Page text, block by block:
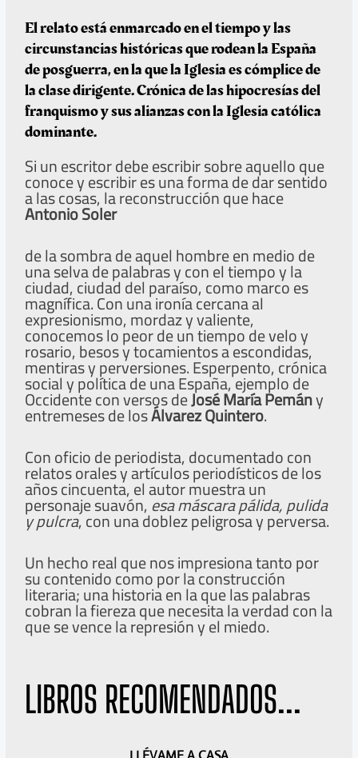
El relato está enmarcado en el tiempo y las
circunstancias históricas que rodean la España
de posguerra, en la que la Iglesia es cómplice de
la clase dirigente. Crónica de las hipocresías del
franquismo y sus alianzas con la Iglesia católica
dominante.
Si un escritor debe escribir sobre aquello que
conoce y escribir es una forma de dar sentido
a las cosas, la reconstrucción que hace
Antonio Soler
de la sombra de aquel hombre en medio de
una selva de palabras y con el tiempo y la
ciudad, ciudad del paraíso, como marco es
magnífica. Con una ironía cercana al
expresionismo, mordaz y valiente,
conocemos lo peor de un tiempo de velo y
rosario, besos y tocamientos a escondidas,
mentiras y perversiones. Esperpento, crónica
social y política de una España, ejemplo de
Occidente con versos deJosé María Pemány
entremeses de losÁlvarez Quintero.
Con oficio de periodista, documentado con
relatos orales y artículos periodísticos de los
años cincuenta, el autor muestra un
personaje suavón,esa máscara pálida, pulida
y pulcra, con una doblez peligrosa y perversa.
Un hecho real que nos impresiona tanto por
su contenido como por la construcción
literaria; una historia en la que las palabras
cobran la fiereza que necesita la verdad con la
que se vence la represión y el miedo.
LIBROS RECOMENDADOS...